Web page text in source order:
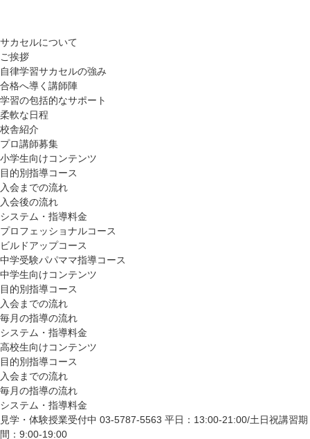
サカセルについて
ご挨拶
自律学習サカセルの強み
合格へ導く講師陣
学習の包括的なサポート
柔軟な日程
校舎紹介
プロ講師募集
小学生向けコンテンツ
目的別指導コース
入会までの流れ
入会後の流れ
システム・指導料金
プロフェッショナルコース
ビルドアップコース
中学受験パパママ指導コース
中学生向けコンテンツ
目的別指導コース
入会までの流れ
毎月の指導の流れ
システム・指導料金
高校生向けコンテンツ
目的別指導コース
入会までの流れ
毎月の指導の流れ
システム・指導料金
見学・体験授業受付中 03-5787-5563 平日：13:00-21:00/土日祝講習期
間：9:00-19:00